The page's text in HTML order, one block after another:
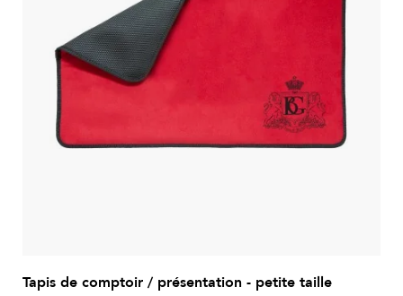
Tapis de comptoir / présentation - petite taille